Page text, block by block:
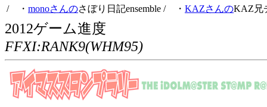
/ ・ monoさんのさぼり日記ensemble / ・ KAZさんのKAZ兄
2012ゲーム進度
FFXI:RANK9(WHM95)